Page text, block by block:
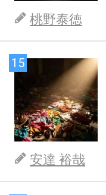
桃野泰徳
15
安達 裕哉